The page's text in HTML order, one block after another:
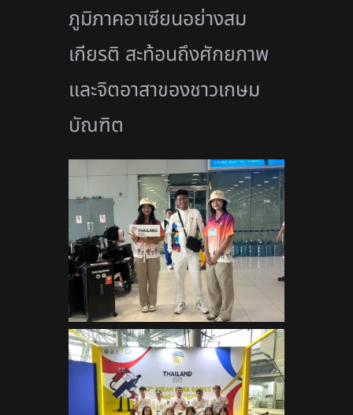
ภูมิภาคอาเซียนอย่างสม
เกียรติ สะท้อนถึงศักยภาพ
และจิตอาสาของชาวเกษม
บัณฑิต